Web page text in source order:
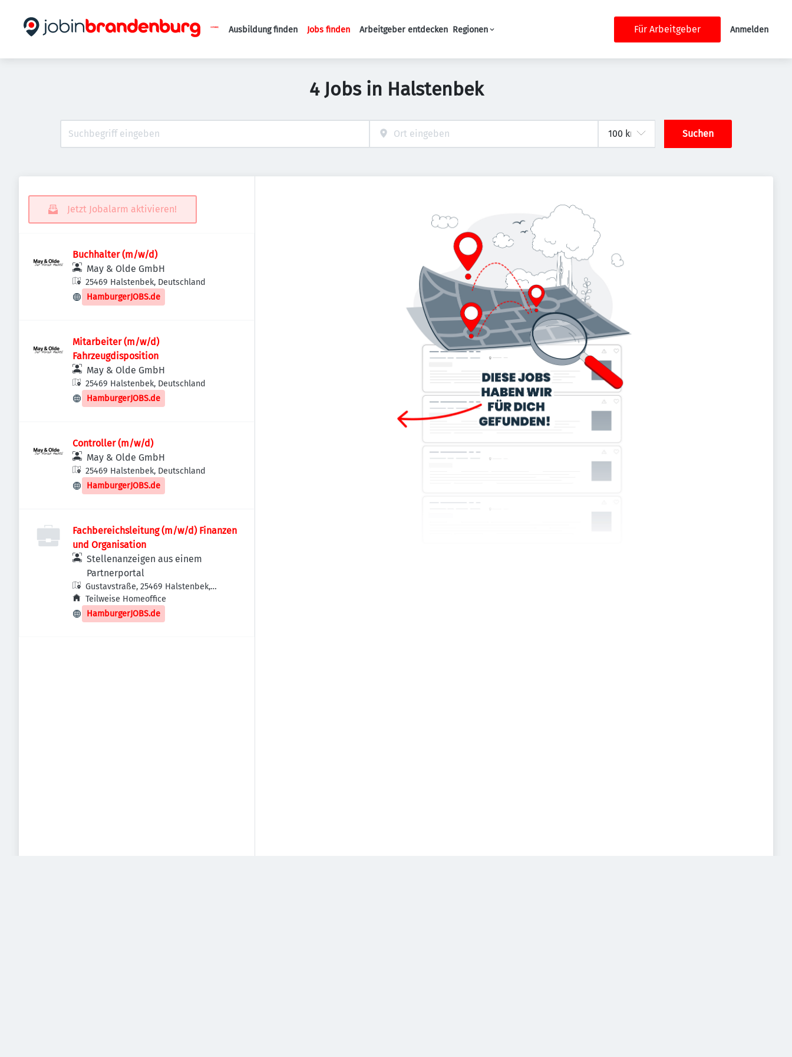
Haupt-Navigation
Ausbildung finden Jobs finden Arbeitgeber entdecken Regionen Für Arbeitgeber Anmelden
4 Jobs in Halstenbek
Suchen
Jetzt Jobalarm aktivieren!
Buchhalter (m/w/d)
May & Olde GmbH
25469 Halstenbek, Deutschland
HamburgerJOBS.de
Mitarbeiter (m/w/d)
Fahrzeugdisposition
May & Olde GmbH
25469 Halstenbek, Deutschland
HamburgerJOBS.de
Controller (m/w/d)
May & Olde GmbH
25469 Halstenbek, Deutschland
HamburgerJOBS.de
Fachbereichsleitung (m/w/d) Finanzen
und Organisation
Stellenanzeigen aus einem
Partnerportal
Gustavstraße, 25469 Halstenbek,
Deutschland
Teilweise Homeoffice
HamburgerJOBS.de